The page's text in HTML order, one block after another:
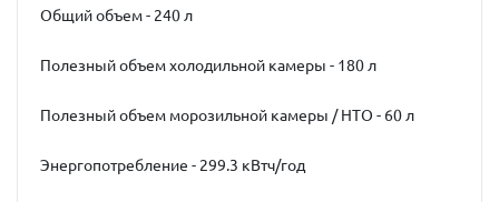
Общий объем - 240 л
Полезный объем холодильной камеры - 180 л
Полезный объем морозильной камеры / НТО - 60 л
Энергопотребление - 299.3 кВтч/год